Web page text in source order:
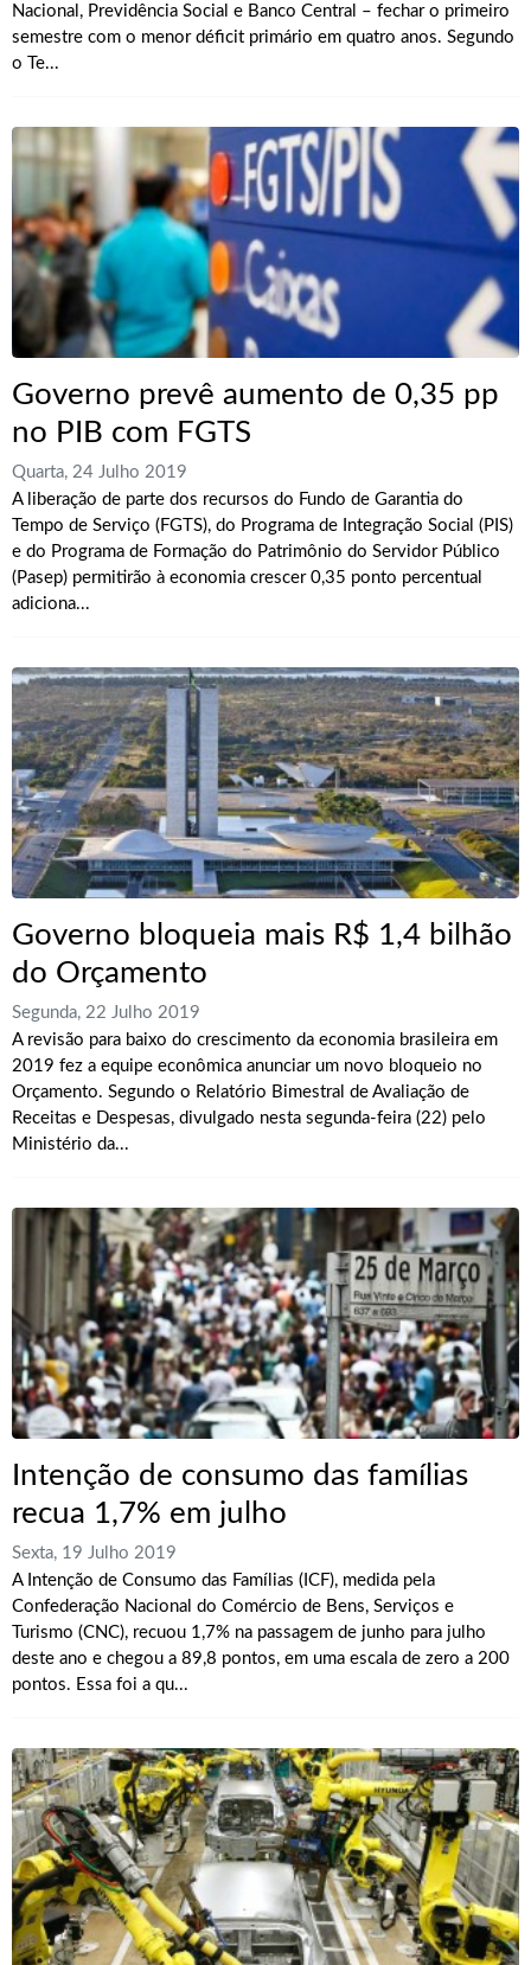
Nacional, Previdência Social e Banco Central – fechar o primeiro
semestre com o menor déficit primário em quatro anos. Segundo
o Te...
Governo prevê aumento de 0,35 pp
no PIB com FGTS
Quarta, 24 Julho 2019
A liberação de parte dos recursos do Fundo de Garantia do
Tempo de Serviço (FGTS), do Programa de Integração Social (PIS)
e do Programa de Formação do Patrimônio do Servidor Público
(Pasep) permitirão à economia crescer 0,35 ponto percentual
adiciona...
Governo bloqueia mais R$ 1,4 bilhão
do Orçamento
Segunda, 22 Julho 2019
A revisão para baixo do crescimento da economia brasileira em
2019 fez a equipe econômica anunciar um novo bloqueio no
Orçamento. Segundo o Relatório Bimestral de Avaliação de
Receitas e Despesas, divulgado nesta segunda-feira (22) pelo
Ministério da...
Intenção de consumo das famílias
recua 1,7% em julho
Sexta, 19 Julho 2019
A Intenção de Consumo das Famílias (ICF), medida pela
Confederação Nacional do Comércio de Bens, Serviços e
Turismo (CNC), recuou 1,7% na passagem de junho para julho
deste ano e chegou a 89,8 pontos, em uma escala de zero a 200
pontos. Essa foi a qu...